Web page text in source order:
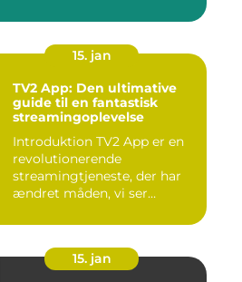
15. jan
TV2 App: Den ultimative
guide til en fantastisk
streamingoplevelse
Introduktion TV2 App er en
revolutionerende
streamingtjeneste, der har
ændret måden, vi ser
15. jan